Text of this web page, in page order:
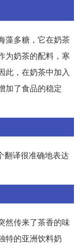
藻多糖，它在奶茶
为奶茶的配料，寒
此，在奶茶中加入
加了食品的稳定
翻译很准确地表达
然传来了茶香的味
特的亚洲饮料奶